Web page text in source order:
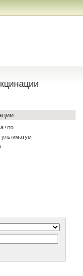
что
ультиматум